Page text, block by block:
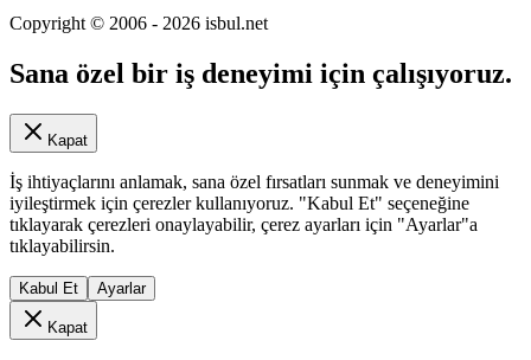
Copyright © 2006 - 2026 isbul.net
Sana özel bir iş deneyimi için çalışıyoruz.
Kapat
İş ihtiyaçlarını anlamak, sana özel fırsatları sunmak ve deneyimini
iyileştirmek için çerezler kullanıyoruz. "Kabul Et" seçeneğine
tıklayarak çerezleri onaylayabilir, çerez ayarları için "Ayarlar"a
tıklayabilirsin.
Kabul Et Ayarlar
Kapat